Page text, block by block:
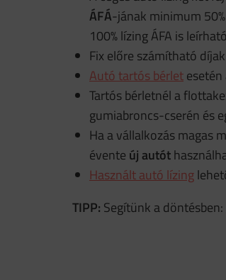
ÁFÁ-jának minimum
100% lízing ÁFA is
Fix előre számítható
Autó tartós bérletesetén
Tartós bérletnél a
gumiabroncs-cserén és
Ha a vállalkozás magas
évente új autót
Használt autó lízing
TIPP: Segítünk a döntésben: